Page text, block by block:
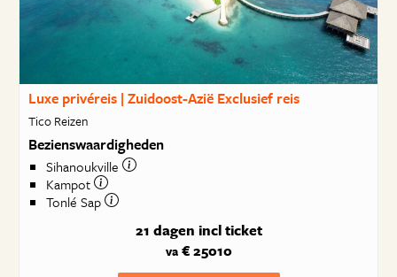
Luxe privéreis | Zuidoost-Azië Exclusief reis
Tico Reizen
Bezienswaardigheden
Sihanoukville
Kampot
Tonlé Sap
21 dagen incl ticket
va€ 25010